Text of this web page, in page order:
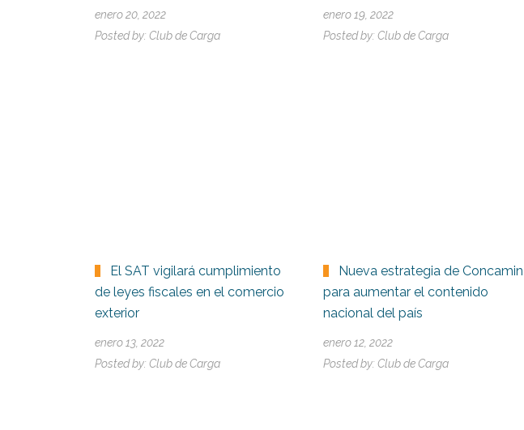
enero 20, 2022
Posted by: Club de Carga
enero 19, 2022
Posted by: Club de Carga
El SAT vigilará cumplimiento
de leyes fiscales en el comercio
exterior
enero 13, 2022
Posted by: Club de Carga
Nueva estrategia de Concamin
para aumentar el contenido
nacional del país
enero 12, 2022
Posted by: Club de Carga